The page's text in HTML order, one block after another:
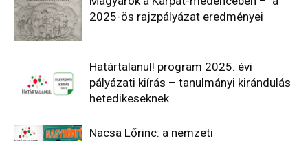
2025-ös rajzpályázat eredményei
Határtalanul! program 2025. évi
pályázati kiírás – tanulmányi kirándulás
hetedikeseknek
Nacsa Lőrinc: a nemzeti